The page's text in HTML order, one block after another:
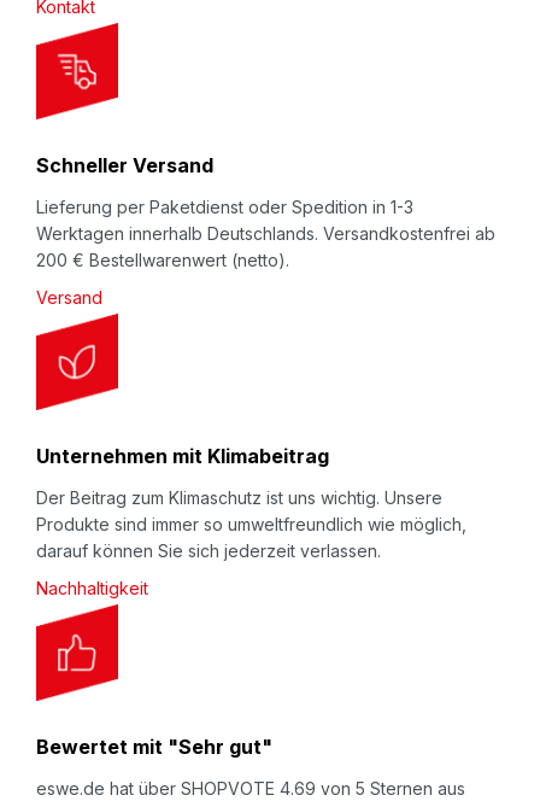
e
t
e
r
Kontakt
Schneller Versand
Lieferung per Paketdienst oder Spedition in 1-3
Werktagen innerhalb Deutschlands. Versandkostenfrei ab
200 € Bestellwarenwert (netto).
Versand
Unternehmen mit Klimabeitrag
Der Beitrag zum Klimaschutz ist uns wichtig. Unsere
Produkte sind immer so umweltfreundlich wie möglich,
darauf können Sie sich jederzeit verlassen.
Nachhaltigkeit
Bewertet mit "Sehr gut"
eswe.de hat über SHOPVOTE 4.69 von 5 Sternen aus